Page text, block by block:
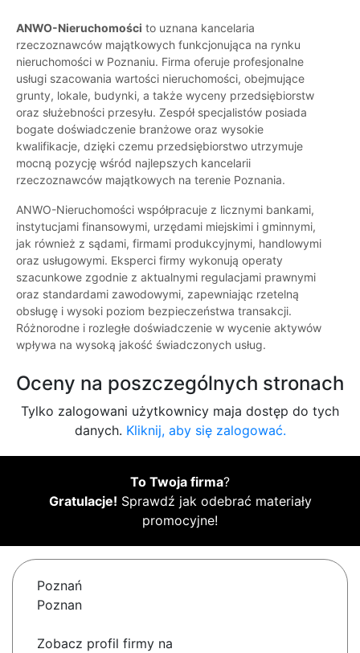
ANWO-Nieruchomości to uznana kancelaria
rzeczoznawców majątkowych funkcjonująca na rynku
nieruchomości w Poznaniu. Firma oferuje profesjonalne
usługi szacowania wartości nieruchomości, obejmujące
grunty, lokale, budynki, a także wyceny przedsiębiorstw
oraz służebności przesyłu. Zespół specjalistów posiada
bogate doświadczenie branżowe oraz wysokie
kwalifikacje, dzięki czemu przedsiębiorstwo utrzymuje
mocną pozycję wśród najlepszych kancelarii
rzeczoznawców majątkowych na terenie Poznania.
ANWO-Nieruchomości współpracuje z licznymi bankami,
instytucjami finansowymi, urzędami miejskimi i gminnymi,
jak również z sądami, firmami produkcyjnymi, handlowymi
oraz usługowymi. Eksperci firmy wykonują operaty
szacunkowe zgodnie z aktualnymi regulacjami prawnymi
oraz standardami zawodowymi, zapewniając rzetelną
obsługę i wysoki poziom bezpieczeństwa transakcji.
Różnorodne i rozległe doświadczenie w wycenie aktywów
wpływa na wysoką jakość świadczonych usług.
Oceny na poszczególnych stronach
Tylko zalogowani użytkownicy maja dostęp do tych
danych. Kliknij, aby się zalogować.
To Twoja firma?
Gratulacje! Sprawdź jak odebrać materiały
promocyjne!
Poznań
Poznan
Zobacz profil firmy na